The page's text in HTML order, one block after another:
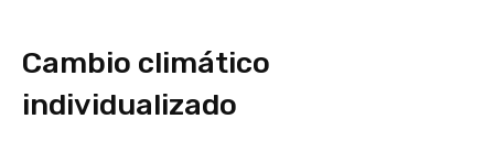
Cambio climático
individualizado